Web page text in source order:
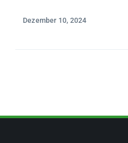
Dezember 10, 2024